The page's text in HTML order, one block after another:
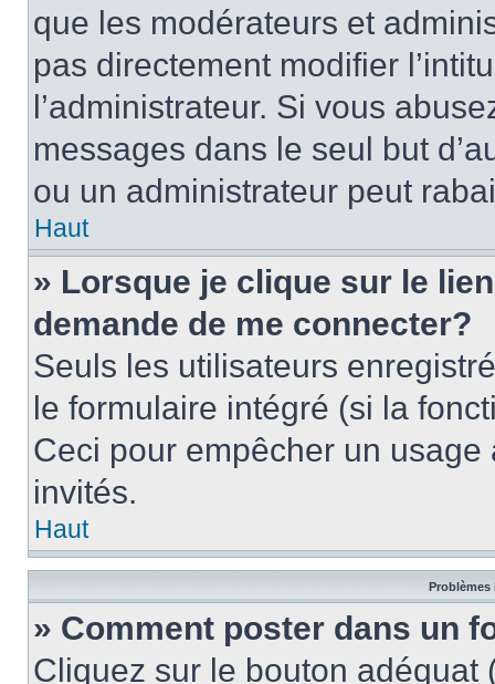
que les modérateurs et
pas directement modifier
l’administrateur. Si vous
messages dans le seul but
ou un administrateur peut
Haut
» Lorsque je clique sur le
demande de me connecter?
Seuls les utilisateurs
le formulaire intégré (si la
Ceci pour empêcher un
invités.
Haut
Problèmes
» Comment poster dans un
Cliquez sur le bouton